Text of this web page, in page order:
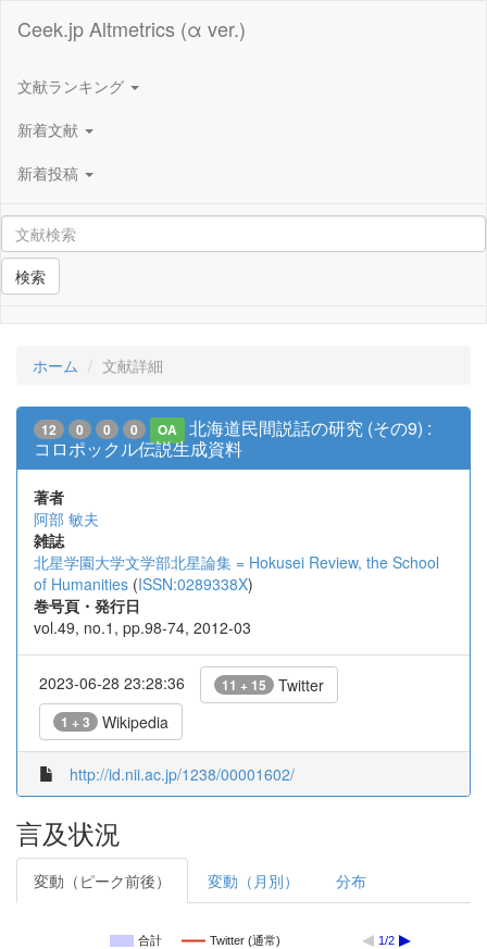
Ceek.jp Altmetrics (α ver.)
文献ランキング
新着文献
新着投稿
検索
ホーム 文献詳細
12 0 0 0 OA
北海道民間説話の研究 (その9) :
コロポックル伝説生成資料
著者
阿部 敏夫
雑誌
北星学園大学文学部北星論集 = Hokusei Review, the School
of Humanities (ISSN:0289338X)
巻号頁・発行日
vol.49, no.1, pp.98-74, 2012-03
2023-06-28 23:28:36 11 + 15 Twitter
1 + 3 Wikipedia
http://id.nii.ac.jp/1238/00001602/
言及状況
変動（ピーク前後） 変動（月別） 分布
合計 Twitter (通常) 1/2